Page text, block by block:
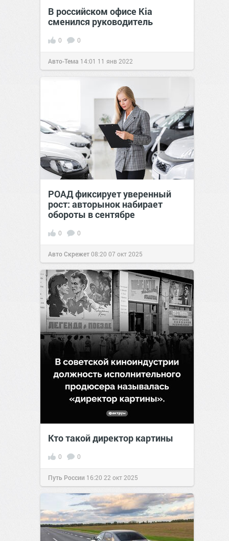
В российском офисе Kia
сменился руководитель
0 0
Авто-Тема 14:01 11 янв 2022
РОАД фиксирует уверенный
рост: авторынок набирает
обороты в сентябре
0 0
Авто Скрежет08:20 07 окт 2025
Кто такой директор картины
0 0
Путь России 16:20 22 окт 2025